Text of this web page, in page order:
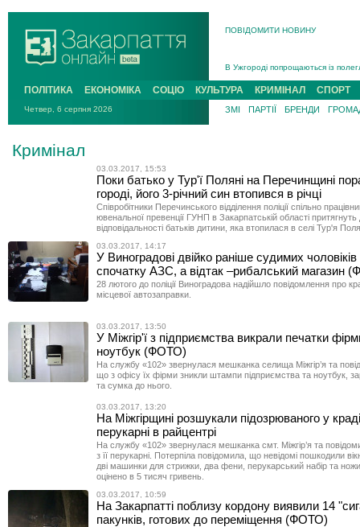
ПОВІДОМИТИ НОВИНУ
В Ужгороді попрощаються із
В Ужгороді 5 серпня
Підтвердили загибель
На війні з рф поліг військовий з
ПОЛІТИКА ЕКОНОМІКА СОЦІО КУЛЬТУРА КРИМІНАЛ СПОРТ
Четвер, 6 серпня 2026 ЗМІ ПАРТІЇ БРЕНДИ
Кримінал
03.03.2017, 15:53
Поки батько у Тур'ї Поляні на Перечинщині
городі, його 3-річний син втопився в річці
Співробітники Перечинського відділення поліції спільно
ювенальної превенції ГУНП в Закарпатській області притягнуть
відповідальності батьків дитини, яка втопилася в селі Тур'я
03.03.2017, 14:17
У Виноградові двійко раніше судимих чоловіків
спочатку АЗС, а відтак –рибалський магазин
28 лютого до поліції Виноградова надійшло повідомлення про
місцевої автозаправки.
03.03.2017, 13:50
У Міжгір'ї з підприємства викрали печатки
ноутбук (ФОТО)
На службу «102» звернулася мешканка селища Міжгір’я та
що з офісу їх фірми зникли штампи підприємства та ноутбук,
та сумка до нього.
03.03.2017, 13:20
На Міжгірщині розшукали підозрюваного у
перукарні в райцентрі
На службу «102» звернулася мешканка смт. Міжгір’я та
з її перукарні. Потерпіла повідомила, що невідомі пошкодили
дві машинки для стрижки, два фени, перукарський набір та
оцінено в 5 тисяч гривень.
03.03.2017, 10:59
На Закарпатті поблизу кордону виявили 14
пакунків, готових до переміщення (ФОТО)